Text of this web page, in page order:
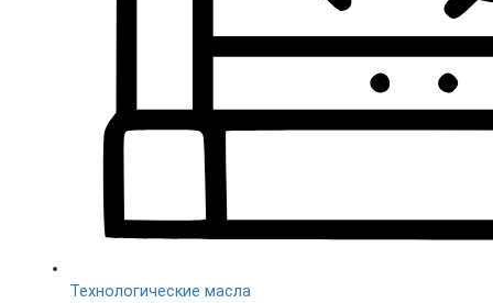
Технологические масла